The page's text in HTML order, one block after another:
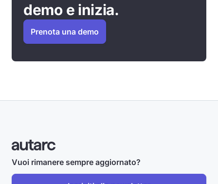
demo e inizia.
Prenota una demo
Vuoi rimanere sempre aggiornato?